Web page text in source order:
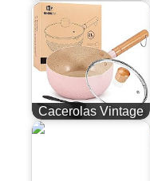
Cacerolas Vintage